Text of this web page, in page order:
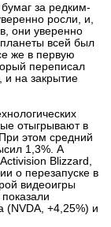
за редким-
росли, и,
они уверенно
всей был
же в первую
переписал
и на закрытие
отыгрывают в
этом средний
1,3%. А
Blizzard,
о перезапуске в
видеоигры
(NVDA, +4,25%) и